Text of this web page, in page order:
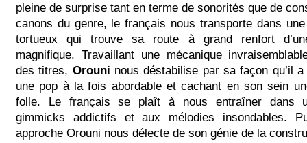
pleine de surprise tant en terme de sonorités que de
canons du genre, le français nous transporte dans
tortueux qui trouve sa route à grand renfort
magnifique. Travaillant une mécanique
des titres, Orouni nous déstabilise par sa façon qu’il
une pop à la fois abordable et cachant en son sein
folle. Le français se plaît à nous entraîner dans
gimmicks addictifs et aux mélodies insondables.
approche Orouni nous délecte de son génie de la